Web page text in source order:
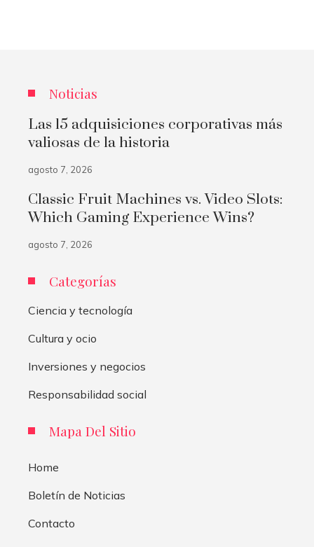
Noticias
Las 15 adquisiciones corporativas más
valiosas de la historia
agosto 7, 2026
Classic Fruit Machines vs. Video Slots:
Which Gaming Experience Wins?
agosto 7, 2026
Categorías
Ciencia y tecnología
Cultura y ocio
Inversiones y negocios
Responsabilidad social
Mapa Del Sitio
Home
Boletín de Noticias
Contacto